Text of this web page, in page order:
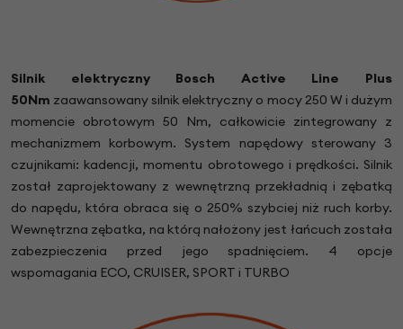
Silnik elektryczny Bosch Active Line Plus
50Nm zaawansowany silnik elektryczny o mocy 250 W i dużym
momencie obrotowym 50 Nm, całkowicie zintegrowany z
mechanizmem korbowym. System napędowy sterowany 3
czujnikami: kadencji, momentu obrotowego i prędkości. Silnik
został zaprojektowany z wewnętrzną przekładnią i zębatką
do napędu, która obraca się o 250% szybciej niż ruch korby.
Wewnętrzna zębatka, na którą nałożony jest łańcuch została
zabezpieczenia przed jego spadnięciem. 4 opcje
wspomagania ECO, CRUISER, SPORT i TURBO